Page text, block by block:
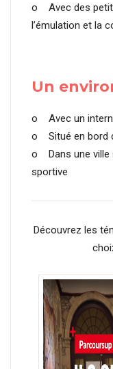
o Avec des
l’émulation et la
Un
o Avec un
o Situé en bord
o Dans une ville
sportive
Découvrez les